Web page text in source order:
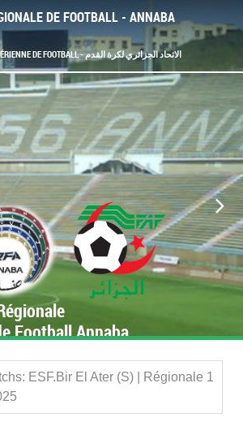
DE FOOTBALL - ANNABA
FÉDÉRATION ALGÉRIENNE DE FOOTBALL - الاتحاد الجزائري لكرة القدم
Football Annaba
ESF.Bir El Ater (S) | Régionale 1